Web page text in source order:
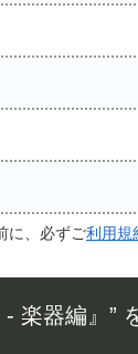
に、必ずご利用規
楽器編』”